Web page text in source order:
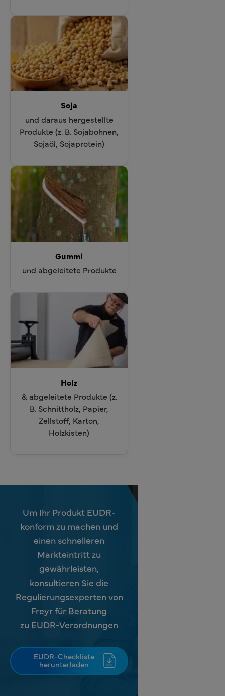
Soja
und daraus hergestellte
Produkte (z. B. Sojabohnen,
Sojaöl, Sojaprotein)
Gummi
und abgeleitete Produkte
Holz
& abgeleitete Produkte (z.
B. Schnittholz, Papier,
Zellstoff, Karton,
Holzkisten)
Um Ihr Produkt EUDR-
konform zu machen und
einen schnelleren
Markteintritt zu
gewährleisten,
konsultieren Sie die
Regulierungsexperten von
Freyr für Beratung
zu EUDR-Verordnungen
EUDR-Checkliste
herunterladen